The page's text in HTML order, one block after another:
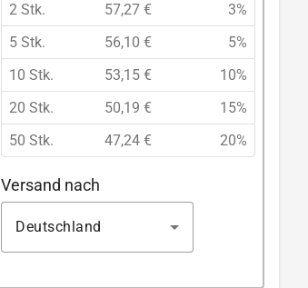
2 Stk. 57,27 €
3%
5 Stk.
56,10 €
5%
10 Stk.
53,15 €
10%
20 Stk.
50,19 €
15%
50 Stk.
47,24 € 20%
Versand nach
Deutschland